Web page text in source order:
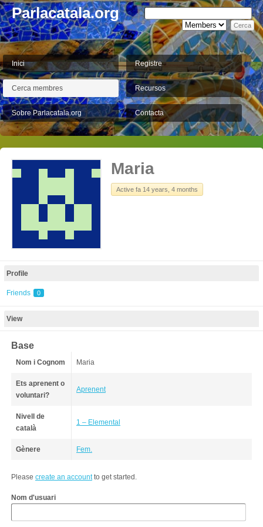
Parlacatala.org
Inici Registre
Cerca membres Recursos
Sobre Parlacatala.org Contacta
Maria
Active fa 14 years, 4 months
Profile
Friends 0
View
Base
Nom i Cognom Maria
Ets aprenent o
voluntari?
Aprenent
Nivell de
català
1 – Elemental
Gènere Fem.
Please create an accountto get started.
Nom d'usuari